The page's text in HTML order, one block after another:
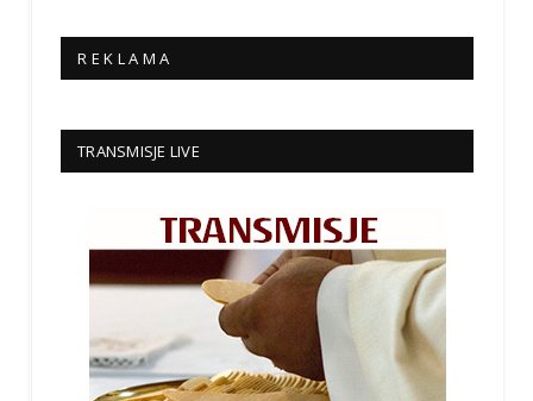
R E K L A M A
TRANSMISJE LIVE